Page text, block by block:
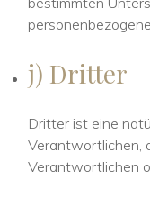
j) Dritter
Dritter ist eine
Verantwortlichen,
Verantwortlichen